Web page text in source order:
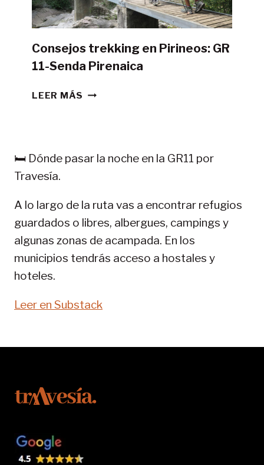
Consejos trekking en Pirineos: GR
11-Senda Pirenaica
LEER MÁS CONSEJOS
11-
🛏️ Dónde pasar la noche en la GR11 por
Travesía.
A lo largo de la ruta vas a encontrar refugios
guardados o libres, albergues, campings y
algunas zonas de acampada. En los
municipios tendrás acceso a hostales y
hoteles.
Leer en Substack